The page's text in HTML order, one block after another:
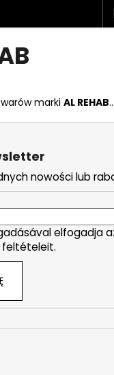
marki AL REHAB...
nowości lub
elfogadja